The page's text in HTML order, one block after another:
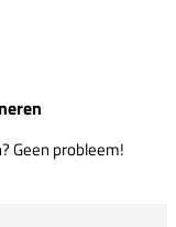
Geen probleem!